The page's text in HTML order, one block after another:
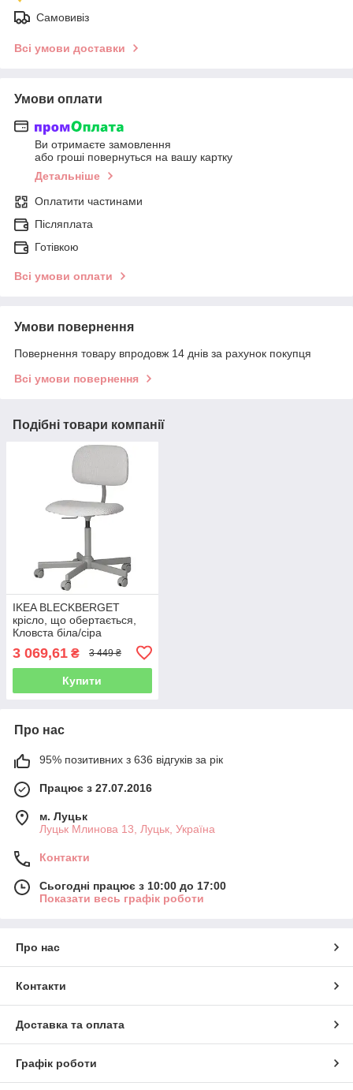
Самовивіз
Всі умови доставки
Умови оплати
Ви отримаєте замовлення
або гроші повернуться на вашу картку
Детальніше
Оплатити частинами
Післяплата
Готівкою
Всі умови оплати
Умови повернення
Повернення товару впродовж 14 днів за рахунок покупця
Всі умови повернення
Подібні товари компанії
IKEA BLECKBERGET
крісло, що обертається,
Кловста біла/сіра
3 069,61 ₴ 3 449 ₴
Купити
Про нас
95% позитивних з 636 відгуків за рік
Працює з 27.07.2016
м. Луцьк
Луцьк Млинова 13, Луцьк, Україна
Контакти
Сьогодні працює з 10:00 до 17:00
Показати весь графік роботи
Про нас
Контакти
Доставка та оплата
Графік роботи